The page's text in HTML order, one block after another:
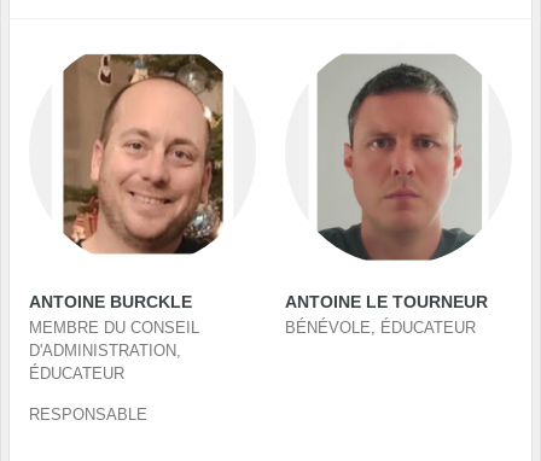
ANTOINE BURCKLE
MEMBRE DU CONSEIL
D'ADMINISTRATION,
ÉDUCATEUR
RESPONSABLE
ANTOINE LE TOURNEUR
BÉNÉVOLE, ÉDUCATEUR